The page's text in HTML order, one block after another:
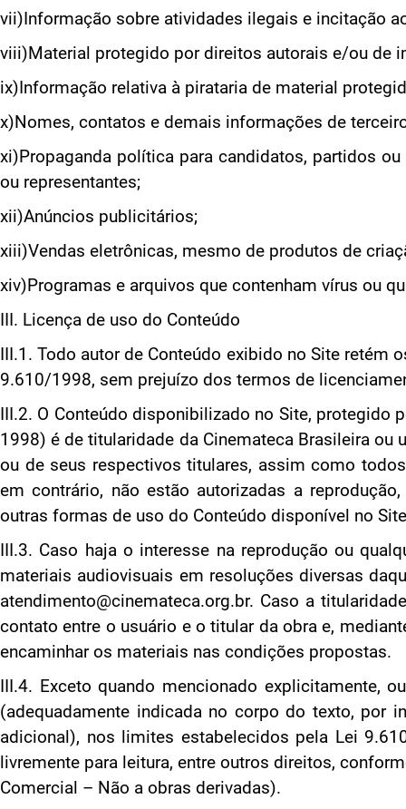
vii)Informação sobre atividades ilegais e incitação
viii)Material protegido por direitos autorais e/ou de
ix)Informação relativa à pirataria de material
x)Nomes, contatos e demais informações de
xi)Propaganda política para candidatos, partidos
ou representantes;
xii)Anúncios publicitários;
xiii)Vendas eletrônicas, mesmo de produtos de
xiv)Programas e arquivos que contenham vírus ou
III. Licença de uso do Conteúdo
III.1. Todo autor de Conteúdo exibido no Site
9.610/1998, sem prejuízo dos termos de
III.2. O Conteúdo disponibilizado no Site,
1998) é de titularidade da Cinemateca Brasileira
ou de seus respectivos titulares, assim como
em contrário, não estão autorizadas a
outras formas de uso do Conteúdo disponível no
III.3. Caso haja o interesse na reprodução ou
materiais audiovisuais em resoluções diversas
atendimento@cinemateca.org.br. Caso a
contato entre o usuário e o titular da obra e,
encaminhar os materiais nas condições propostas.
III.4. Exceto quando mencionado explicitamente,
(adequadamente indicada no corpo do texto, por
adicional), nos limites estabelecidos pela Lei
livremente para leitura, entre outros direitos,
Comercial – Não a obras derivadas).